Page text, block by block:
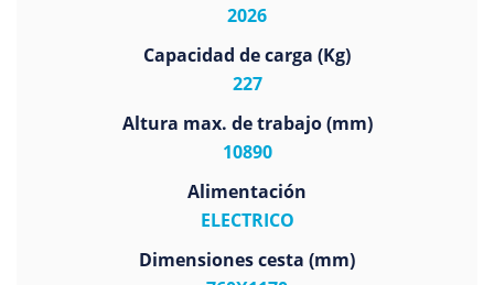
2026
Capacidad de carga (Kg)
227
Altura max. de trabajo (mm)
10890
Alimentación
ELECTRICO
Dimensiones cesta (mm)